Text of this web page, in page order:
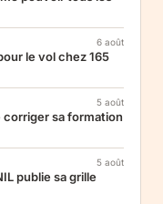
6 août
le vol chez 165
5 août
corriger sa formation
5 août
publie sa grille